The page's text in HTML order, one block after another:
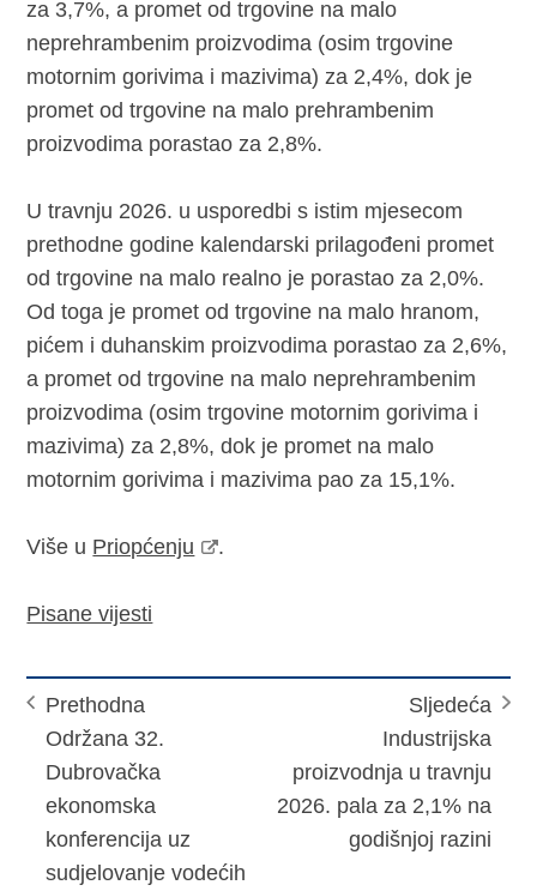
za 3,7%, a promet od trgovine na malo
neprehrambenim proizvodima (osim trgovine
motornim gorivima i mazivima) za 2,4%, dok je
promet od trgovine na malo prehrambenim
proizvodima porastao za 2,8%.
U travnju 2026. u usporedbi s istim mjesecom
prethodne godine kalendarski prilagođeni promet
od trgovine na malo realno je porastao za 2,0%.
Od toga je promet od trgovine na malo hranom,
pićem i duhanskim proizvodima porastao za 2,6%,
a promet od trgovine na malo neprehrambenim
proizvodima (osim trgovine motornim gorivima i
mazivima) za 2,8%, dok je promet na malo
motornim gorivima i mazivima pao za 15,1%.
Više u Priopćenju .
Pisane vijesti
Prethodna
Održana 32.
Dubrovačka
ekonomska
konferencija uz
sudjelovanje vodećih
Sljedeća
Industrijska
proizvodnja u travnju
2026. pala za 2,1% na
godišnjoj razini